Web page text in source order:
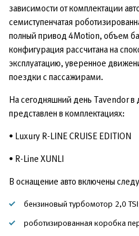
зависимости от комплектации
семиступенчатая
полный привод 4Motion, объем
конфигурация рассчитана на
эксплуатацию, уверенное
поездки с пассажирами.
На сегодняшний день Tavendor в
представлен в комплектациях:
• Luxury R-LINE CRUISE EDITION
• R-Line XUNLI
В оснащение авто включены
бензиновый турбомотор 2,0
роботизированная коробка